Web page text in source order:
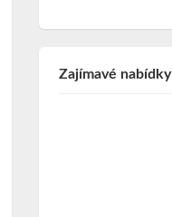
Zajímavé nabídky